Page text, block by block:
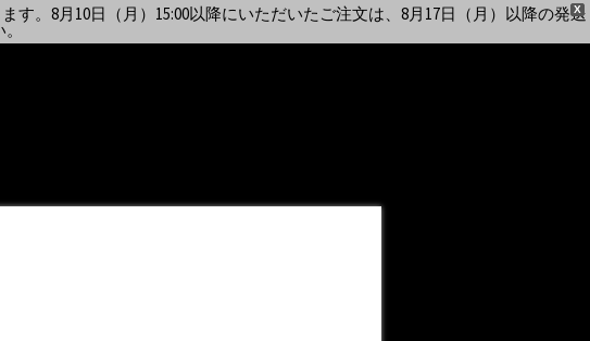
X
。8月10日（月）15:00以降にいただいたご注文は、8月17日（月）以降の発送